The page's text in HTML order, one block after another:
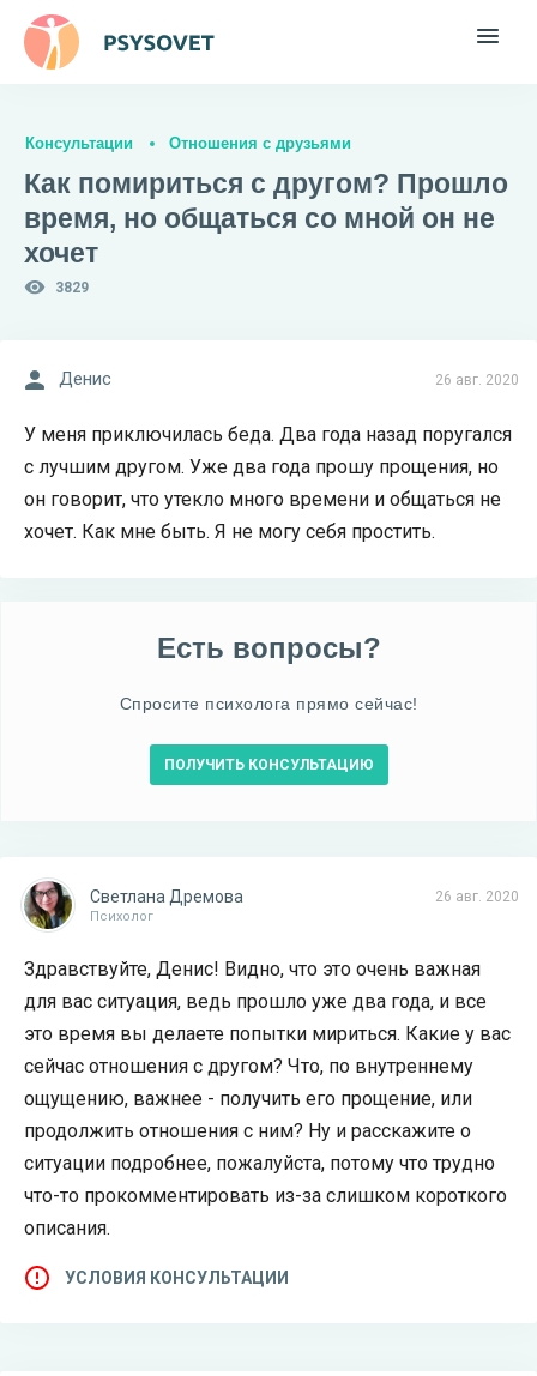
Консультации Отношения с друзьями
Как помириться с другом? Прошло
время, но общаться со мной он не
хочет
3829
26 авг. 2020
Денис
У меня приключилась беда. Два года назад поругался
с лучшим другом. Уже два года прошу прощения, но
он говорит, что утекло много времени и общаться не
хочет. Как мне быть. Я не могу себя простить.
Есть вопросы?
Спросите психолога прямо сейчас!
ПОЛУЧИТЬ КОНСУЛЬТАЦИЮ
26 авг. 2020
Светлана Дремова
Психолог
Здравствуйте, Денис! Видно, что это очень важная
для вас ситуация, ведь прошло уже два года, и все
это время вы делаете попытки мириться. Какие у вас
сейчас отношения с другом? Что, по внутреннему
ощущению, важнее - получить его прощение, или
продолжить отношения с ним? Ну и расскажите о
ситуации подробнее, пожалуйста, потому что трудно
что-то прокомментировать из-за слишком короткого
описания.
УСЛОВИЯ КОНСУЛЬТАЦИИ